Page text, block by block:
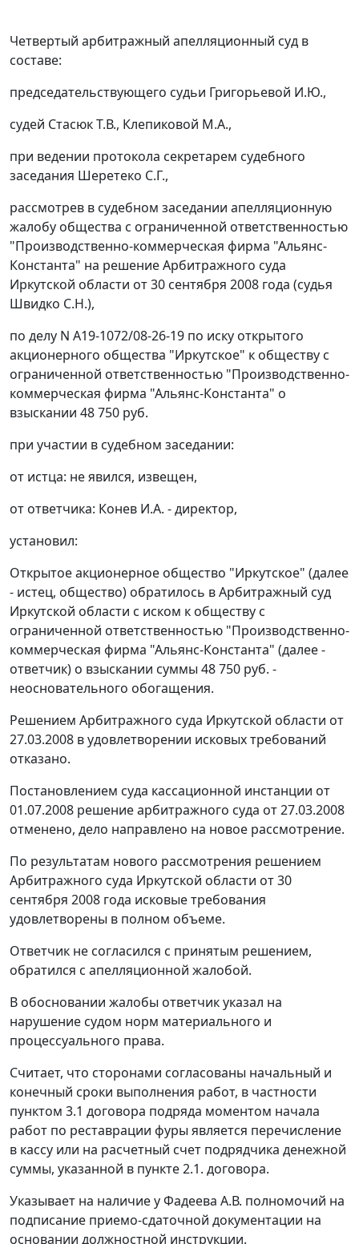
Четвертый арбитражный апелляционный суд в
составе:
председательствующего судьи Григорьевой И.Ю.,
судей Стасюк Т.В., Клепиковой М.А.,
при ведении протокола секретарем судебного
заседания Шеретеко С.Г.,
рассмотрев в судебном заседании апелляционную
жалобу общества с ограниченной ответственностью
"Производственно-коммерческая фирма "Альянс-
Константа" на решение Арбитражного суда
Иркутской области от 30 сентября 2008 года (судья
Швидко С.Н.),
по делу N А19-1072/08-26-19 по иску открытого
акционерного общества "Иркутское" к обществу с
ограниченной ответственностью "Производственно-
коммерческая фирма "Альянс-Константа" о
взыскании 48 750 руб.
при участии в судебном заседании:
от истца: не явился, извещен,
от ответчика: Конев И.А. - директор,
установил:
Открытое акционерное общество "Иркутское" (далее
- истец, общество) обратилось в Арбитражный суд
Иркутской области с иском к обществу с
ограниченной ответственностью "Производственно-
коммерческая фирма "Альянс-Константа" (далее -
ответчик) о взыскании суммы 48 750 руб. -
неосновательного обогащения.
Решением Арбитражного суда Иркутской области от
27.03.2008 в удовлетворении исковых требований
отказано.
Постановлением суда кассационной инстанции от
01.07.2008 решение арбитражного суда от 27.03.2008
отменено, дело направлено на новое рассмотрение.
По результатам нового рассмотрения решением
Арбитражного суда Иркутской области от 30
сентября 2008 года исковые требования
удовлетворены в полном объеме.
Ответчик не согласился с принятым решением,
обратился с апелляционной жалобой.
В обосновании жалобы ответчик указал на
нарушение судом норм материального и
процессуального права.
Считает, что сторонами согласованы начальный и
конечный сроки выполнения работ, в частности
пунктом 3.1 договора подряда моментом начала
работ по реставрации фуры является перечисление
в кассу или на расчетный счет подрядчика денежной
суммы, указанной в пункте 2.1. договора.
Указывает на наличие у Фадеева А.В. полномочий на
подписание приемо-сдаточной документации на
основании должностной инструкции.